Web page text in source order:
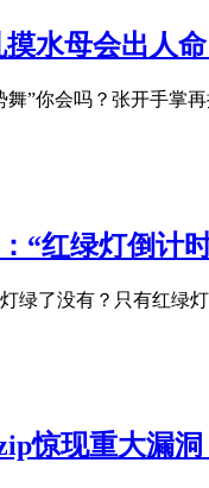
水母会出人命
舞”你会吗？张开手掌
“红绿灯倒计
绿了没有？只有红绿
惊现重大漏